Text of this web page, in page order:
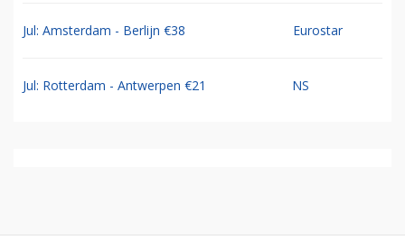
Jul: Amsterdam - Berlijn €38 Eurostar
Jul: Rotterdam - Antwerpen €21 NS